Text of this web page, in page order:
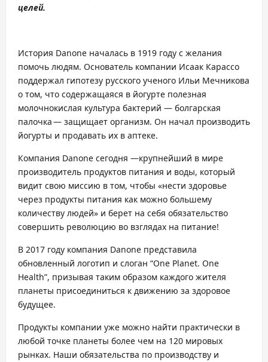
целей.
История Danone началась в 1919 году с желания
помочь людям. Основатель компании Исаак Карассо
поддержал гипотезу русского ученого Ильи Мечникова
о том, что содержащаяся в йогурте полезная
молочнокислая культура бактерий — болгарская
палочка — защищает организм. Он начал производить
йогурты и продавать их в аптеке.
Компания Danone сегодня —крупнейший в мире
производитель продуктов питания и воды, который
видит свою миссию в том, чтобы «нести здоровье
через продукты питания как можно большему
количеству людей» и берет на себя обязательство
совершить революцию во взглядах на питание!
В 2017 году компания Danone представила
обновленный логотип и слоган “One Planet. One
Health”, призывая таким образом каждого жителя
планеты присоединиться к движению за здоровое
будущее.
Продукты компании уже можно найти практически в
любой точке планеты более чем на 120 мировых
рынках. Наши обязательства по производству и